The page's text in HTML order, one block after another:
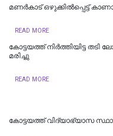
മണർകാട് ഒഴുക്കിൽപ്പെട്ട്
READ MORE
കോട്ടയത്ത് നിർത്തിയിട്ട തടി
മരിച്ചു
READ MORE
കോട്ടയത്ത് വിദ്യാഭ്യാസ